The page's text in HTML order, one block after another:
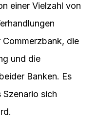
einer Vielzahl von
die
und die
Banken. Es
sich